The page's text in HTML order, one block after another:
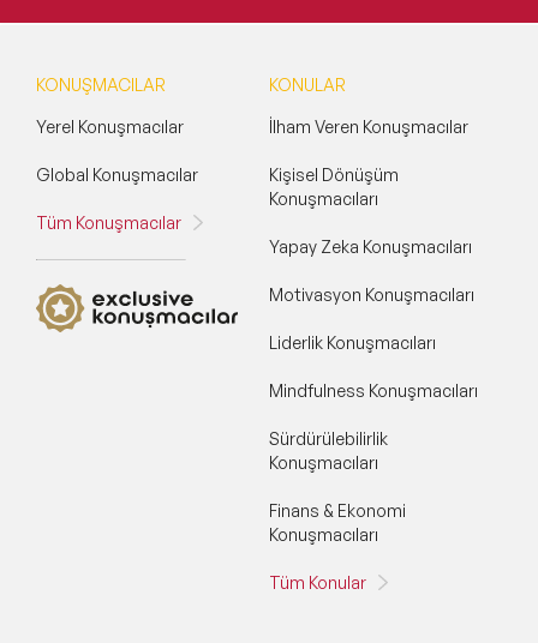
KONUŞMACILAR
Yerel Konuşmacılar
Global Konuşmacılar
Tüm Konuşmacılar
KONULAR
İlham Veren Konuşmacılar
Kişisel Dönüşüm
Konuşmacıları
Yapay Zeka Konuşmacıları
Motivasyon Konuşmacıları
Liderlik Konuşmacıları
Mindfulness Konuşmacıları
Sürdürülebilirlik
Konuşmacıları
Finans & Ekonomi
Konuşmacıları
Tüm Konular